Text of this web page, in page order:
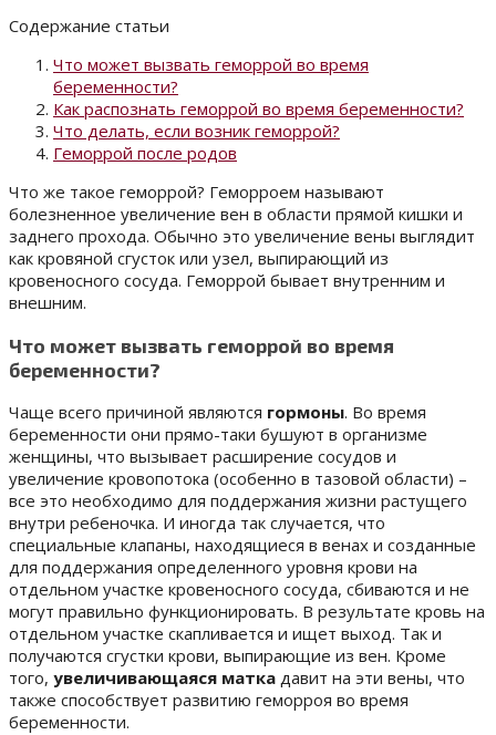
Содержание статьи
Что может вызвать геморрой во время
беременности?
Как распознать геморрой во время беременности?
Что делать, если возник геморрой?
Геморрой после родов
Что же такое геморрой? Геморроем называют
болезненное увеличение вен в области прямой кишки и
заднего прохода. Обычно это увеличение вены выглядит
как кровяной сгусток или узел, выпирающий из
кровеносного сосуда. Геморрой бывает внутренним и
внешним.
Что может вызвать геморрой во время
беременности?
Чаще всего причиной являются гормоны. Во время
беременности они прямо-таки бушуют в организме
женщины, что вызывает расширение сосудов и
увеличение кровопотока (особенно в тазовой области) –
все это необходимо для поддержания жизни растущего
внутри ребеночка. И иногда так случается, что
специальные клапаны, находящиеся в венах и созданные
для поддержания определенного уровня крови на
отдельном участке кровеносного сосуда, сбиваются и не
могут правильно функционировать. В результате кровь на
отдельном участке скапливается и ищет выход. Так и
получаются сгустки крови, выпирающие из вен. Кроме
того, увеличивающаяся матка давит на эти вены, что
также способствует развитию геморроя во время
беременности.